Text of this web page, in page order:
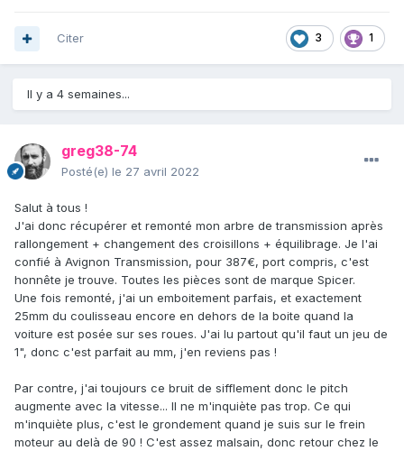
3 1
Citer
Il y a 4 semaines...
greg38-74
Posté(e) le 27 avril 2022
Salut à tous !
J'ai donc récupérer et remonté mon arbre de transmission après
rallongement + changement des croisillons + équilibrage. Je l'ai
confié à Avignon Transmission, pour 387€, port compris, c'est
honnête je trouve. Toutes les pièces sont de marque Spicer.
Une fois remonté, j'ai un emboitement parfais, et exactement
25mm du coulisseau encore en dehors de la boite quand la
voiture est posée sur ses roues. J'ai lu partout qu'il faut un jeu de
1", donc c'est parfait au mm, j'en reviens pas !
Par contre, j'ai toujours ce bruit de sifflement donc le pitch
augmente avec la vitesse... Il ne m'inquiète pas trop. Ce qui
m'inquiète plus, c'est le grondement quand je suis sur le frein
moteur au delà de 90 ! C'est assez malsain, donc retour chez le